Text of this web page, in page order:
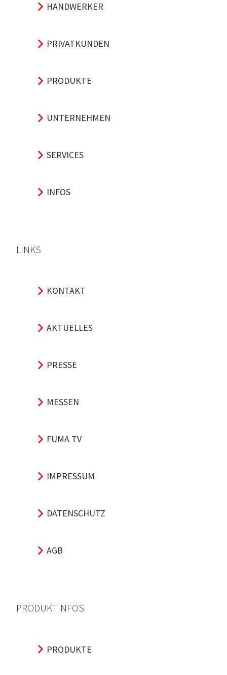
HANDWERKER
PRIVATKUNDEN
PRODUKTE
UNTERNEHMEN
SERVICES
INFOS
LINKS
KONTAKT
AKTUELLES
PRESSE
MESSEN
FUMA TV
IMPRESSUM
DATENSCHUTZ
AGB
PRODUKTINFOS
PRODUKTE